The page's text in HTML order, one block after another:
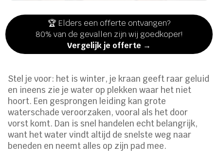
🏆 Elders een offerte ontvangen?
80% van de gevallen zijn wij goedkoper!
Vergelijk je offerte →
Stel je voor: het is winter, je kraan geeft raar geluid
en ineens zie je water op plekken waar het niet
hoort. Een gesprongen leiding kan grote
waterschade veroorzaken, vooral als het door
vorst komt. Dan is snel handelen echt belangrijk,
want het water vindt altijd de snelste weg naar
beneden en neemt alles op zijn pad mee.